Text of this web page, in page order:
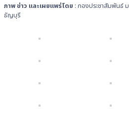
ภาพ ข่าว และเผยแพร่โดย : กองประชาสัมพันธ์
ธัญบุรี